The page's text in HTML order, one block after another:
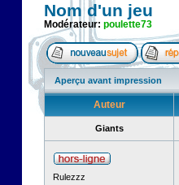
Nom d'un jeu
Modérateur: poulette73
Aperçu avant impression
Auteur
Giants
Rulezzz